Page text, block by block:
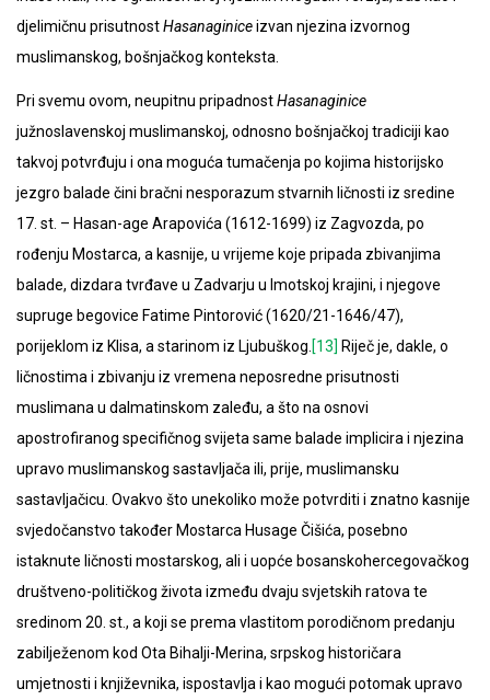
djelimičnu prisutnostHasanaginiceizvan njezina izvornog
muslimanskog, bošnjačkog konteksta.
Pri svemu ovom, neupitnu pripadnostHasanaginice
južnoslavenskoj muslimanskoj, odnosno bošnjačkoj tradiciji kao
takvoj potvrđuju i ona moguća tumačenja po kojima historijsko
jezgro balade čini bračni nesporazum stvarnih ličnosti iz sredine
17. st. – Hasan-age Arapovića (1612-1699) iz Zagvozda, po
rođenju Mostarca, a kasnije, u vrijeme koje pripada zbivanjima
balade, dizdara tvrđave u Zadvarju u Imotskoj krajini, i njegove
supruge begovice Fatime Pintorović (1620/21-1646/47),
porijeklom iz Klisa, a starinom iz Ljubuškog.[13] Riječ je, dakle, o
ličnostima i zbivanju iz vremena neposredne prisutnosti
muslimana u dalmatinskom zaleđu, a što na osnovi
apostrofiranog specifičnog svijeta same balade implicira i njezina
upravo muslimanskog sastavljača ili, prije, muslimansku
sastavljačicu. Ovakvo što unekoliko može potvrditi i znatno kasnije
svjedočanstvo također Mostarca Husage Čišića, posebno
istaknute ličnosti mostarskog, ali i uopće bosanskohercegovačkog
društveno-političkog života između dvaju svjetskih ratova te
sredinom 20. st., a koji se prema vlastitom porodičnom predanju
zabilježenom kod Ota Bihalji-Merina, srpskog historičara
umjetnosti i književnika, ispostavlja i kao mogući potomak upravo